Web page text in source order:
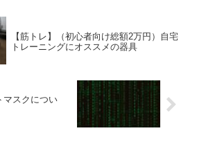
【筋トレ】（初心者向け総額2万円）自宅
トレーニングにオススメの器具
マスクについ